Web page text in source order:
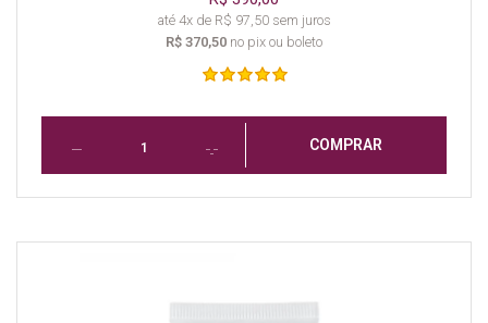
até 4x de R$ 97,50 sem juros
R$ 370,50 no pix ou boleto
COMPRAR